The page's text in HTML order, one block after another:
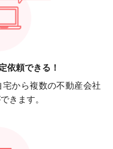
依頼できる！
から複数の不動産会社
きます。